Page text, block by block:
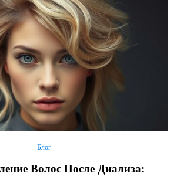
Блог
Волос После Диализа: